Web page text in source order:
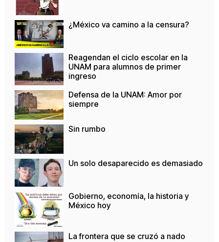
¿México va camino a la censura?
Reagendan el ciclo escolar en la
UNAM para alumnos de primer
ingreso
Defensa de la UNAM: Amor por
siempre
Sin rumbo
Un solo desaparecido es demasiado
Gobierno, economía, la historia y
México hoy
La frontera que se cruzó a nado